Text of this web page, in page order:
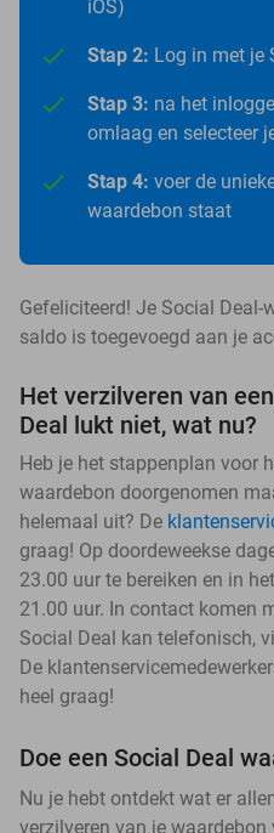
iOS)
Stap 2: Log in met je
Stap 3: na het
omlaag en selecteer
Stap 4: voer de
waardebon staat
Gefeliciteerd! Je Social
saldo is toegevoegd aan je
Het verzilveren van
Deal lukt niet, wat nu?
Heb je het stappenplan voor
waardebon doorgenomen
helemaal uit? De
graag! Op doordeweekse
23.00 uur te bereiken en in
21.00 uur. In contact komen
Social Deal kan telefonisch,
De
heel graag!
Doe een Social Deal
Nu je hebt ontdekt wat er
verzilveren van je